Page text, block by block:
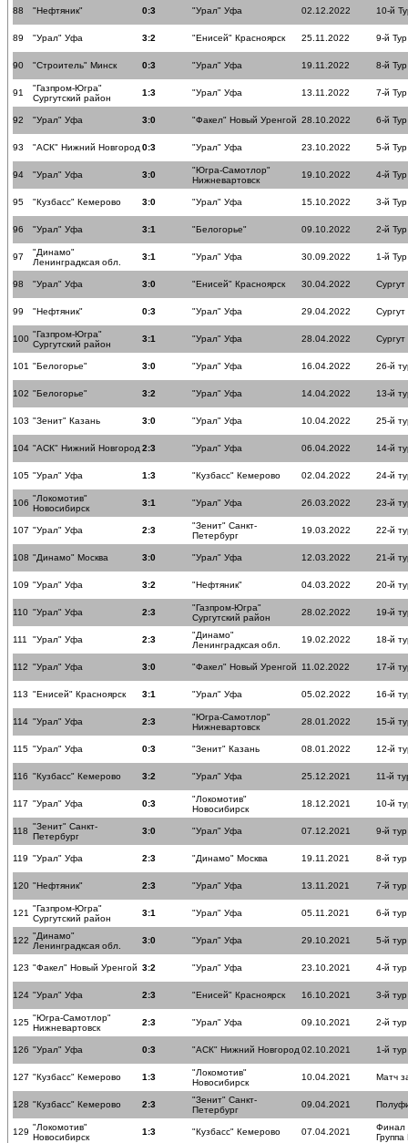
88 "Нефтяник" 0:3 "Урал" Уфа 02.12.2022 10-й
89 "Урал" Уфа 3:2 "Енисей" Красноярск 25.11.2022 9-й Тур
90 "Строитель" Минск 0:3 "Урал" Уфа 19.11.2022 8-й Тур
91
"Газпром-Югра"
Сургутский район
1:3 "Урал" Уфа 13.11.2022 7-й Тур
92 "Урал" Уфа 3:0 "Факел" Новый Уренгой 28.10.2022 6-й Тур
93 "АСК" Нижний Новгород 0:3 "Урал" Уфа 23.10.2022 5-й Тур
94 "Урал" Уфа 3:0
"Югра-Самотлор"
Нижневартовск
19.10.2022 4-й Тур
95 "Кузбасс" Кемерово 3:0 "Урал" Уфа 15.10.2022 3-й Тур
96 "Урал" Уфа 3:1 "Белогорье" 09.10.2022 2-й Тур
97
"Динамо"
Ленинградксая обл.
3:1 "Урал" Уфа 30.09.2022 1-й Тур
98 "Урал" Уфа 3:0 "Енисей" Красноярск 30.04.2022 Сургут
99 "Нефтяник" 0:3 "Урал" Уфа 29.04.2022 Сургут
100 "Газпром-Югра"
Сургутский район
3:1 "Урал" Уфа 28.04.2022 Сургут
101 "Белогорье" 3:0 "Урал" Уфа 16.04.2022 26-й
102 "Белогорье" 3:2 "Урал" Уфа 14.04.2022 13-й
103 "Зенит" Казань 3:0 "Урал" Уфа 10.04.2022 25-й
104 "АСК" Нижний Новгород 2:3 "Урал" Уфа 06.04.2022 14-й
105 "Урал" Уфа 1:3 "Кузбасс" Кемерово 02.04.2022 24-й
106 "Локомотив"
Новосибирск
3:1 "Урал" Уфа 26.03.2022 23-й
107 "Урал" Уфа 2:3
"Зенит" Санкт-
Петербург
19.03.2022 22-й
108 "Динамо" Москва 3:0 "Урал" Уфа 12.03.2022 21-й
109 "Урал" Уфа 3:2 "Нефтяник" 04.03.2022 20-й
110 "Урал" Уфа 2:3
"Газпром-Югра"
Сургутский район
28.02.2022 19-й
111 "Урал" Уфа 2:3
"Динамо"
Ленинградксая обл.
19.02.2022 18-й
112 "Урал" Уфа 3:0 "Факел" Новый Уренгой 11.02.2022 17-й
113 "Енисей" Красноярск 3:1 "Урал" Уфа 05.02.2022 16-й
114 "Урал" Уфа 2:3
"Югра-Самотлор"
Нижневартовск
28.01.2022 15-й
115 "Урал" Уфа 0:3 "Зенит" Казань 08.01.2022 12-й
116 "Кузбасс" Кемерово 3:2 "Урал" Уфа 25.12.2021 11-й
117 "Урал" Уфа 0:3
"Локомотив"
Новосибирск
18.12.2021 10-й
118 "Зенит" Санкт-
Петербург
3:0 "Урал" Уфа 07.12.2021 9-й тур
119 "Урал" Уфа 2:3 "Динамо" Москва 19.11.2021 8-й тур
120 "Нефтяник" 2:3 "Урал" Уфа 13.11.2021 7-й тур
121 "Газпром-Югра"
Сургутский район
3:1 "Урал" Уфа 05.11.2021 6-й тур
122 "Динамо"
Ленинградксая обл.
3:0 "Урал" Уфа 29.10.2021 5-й тур
123 "Факел" Новый Уренгой 3:2 "Урал" Уфа 23.10.2021 4-й тур
124 "Урал" Уфа 2:3 "Енисей" Красноярск 16.10.2021 3-й тур
125 "Югра-Самотлор"
Нижневартовск
2:3 "Урал" Уфа 09.10.2021 2-й тур
126 "Урал" Уфа 0:3 "АСК" Нижний Новгород 02.10.2021 1-й тур
127 "Кузбасс" Кемерово 1:3
"Локомотив"
Новосибирск
10.04.2021 Матч
128 "Кузбасс" Кемерово 2:3
"Зенит" Санкт-
Петербург
09.04.2021
129 "Локомотив"
Новосибирск
1:3 "Кузбасс" Кемерово 07.04.2021
Финал
Группа